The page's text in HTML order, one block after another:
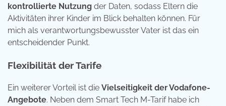
kontrollierte Nutzung der Daten, sodass Eltern die
Aktivitäten ihrer Kinder im Blick behalten können. Für
mich als verantwortungsbewusster Vater ist das ein
entscheidender Punkt.
Flexibilität der Tarife
Ein weiterer Vorteil ist die Vielseitigkeit der Vodafone-
Angebote. Neben dem Smart Tech M-Tarif habe ich